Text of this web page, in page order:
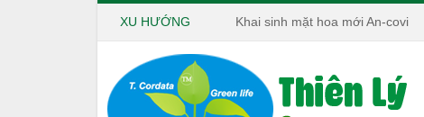
XU HƯỚNG Khai sinh mặt hoa mới An-covi